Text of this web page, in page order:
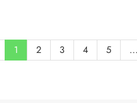
1 2 3 4 5 ...